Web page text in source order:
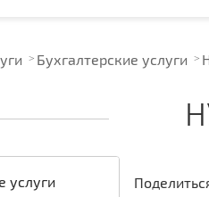
Бухгалтерские услуги
услуги